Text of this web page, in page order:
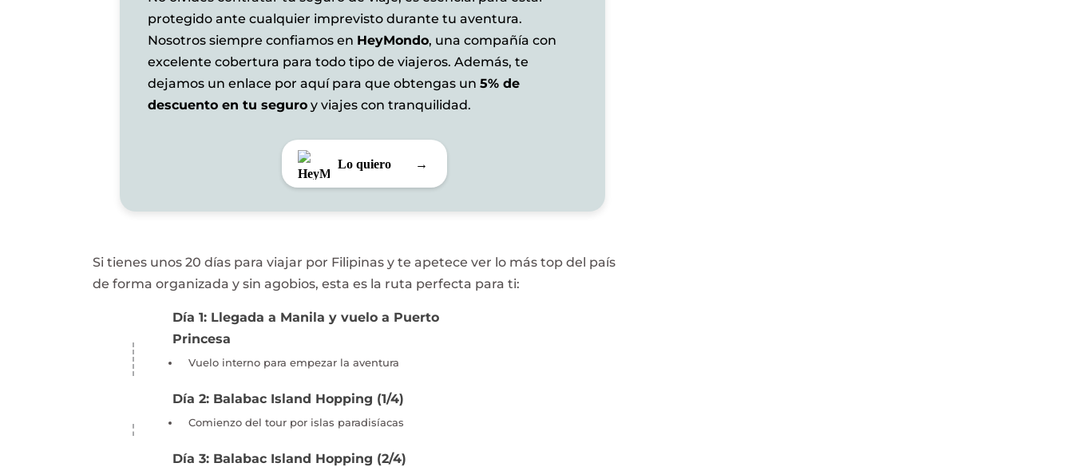
protegido ante cualquier imprevisto durante tu aventura.
Nosotros siempre confiamos en HeyMondo, una compañía con
excelente cobertura para todo tipo de viajeros. Además, te
dejamos un enlace por aquí para que obtengas un 5% de
descuento en tu seguroy viajes con tranquilidad.
Lo quiero →
Si tienes unos 20 días para viajar por Filipinas y te apetece ver lo más top del país
de forma organizada y sin agobios, esta es la ruta perfecta para ti:
Día 1: Llegada a Manila y vuelo a Puerto
Princesa
Vuelo interno para empezar la aventura
Día 2: Balabac Island Hopping (1/4)
Comienzo del tour por islas paradisíacas
Día 3: Balabac Island Hopping (2/4)